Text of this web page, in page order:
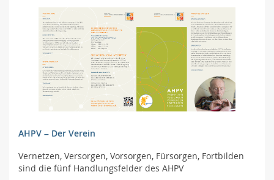
AHPV – Der Verein
Vernetzen, Versorgen, Vorsorgen, Fürsorgen, Fortbilden
sind die fünf Handlungsfelder des AHPV